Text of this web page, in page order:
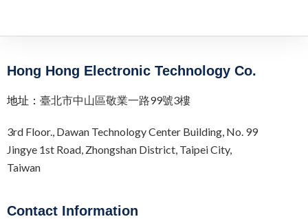
Hong Hong Electronic Technology Co.
地址： 臺北市中山區敬業一路99號3樓
3rd Floor., Dawan Technology Center Building, No. 99
Jingye 1st Road, Zhongshan District, Taipei City,
Taiwan
Contact Information